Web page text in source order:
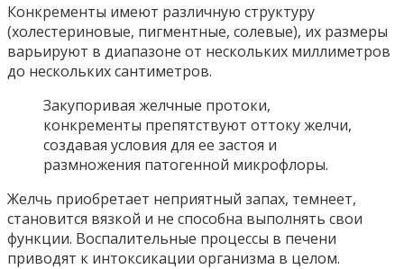
Конкременты имеют различную структуру
(холестериновые, пигментные, солевые), их размеры
варьируют в диапазоне от нескольких миллиметров
до нескольких сантиметров.
Закупоривая желчные протоки,
конкременты препятствуют оттоку желчи,
создавая условия для ее застоя и
размножения патогенной микрофлоры.
Желчь приобретает неприятный запах, темнеет,
становится вязкой и не способна выполнять свои
функции. Воспалительные процессы в печени
приводят к интоксикации организма в целом.